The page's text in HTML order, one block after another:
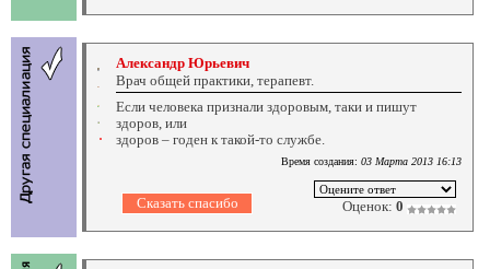
Александр Юрьевич
Врач общей практики, терапевт.
Если человека признали здоровым, таки и пишут
здоров, или
здоров – годен к такой-то службе.
Время создания: 03 Марта 2013 16:13
Оценок: 0